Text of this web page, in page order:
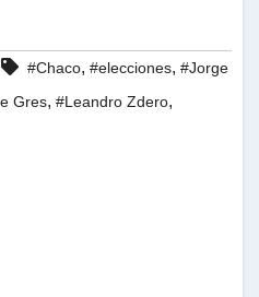
#Chaco, #elecciones, #Jorge
Gres, #Leandro Zdero,